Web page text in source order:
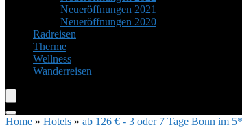
Neueröffnungen 2021
Neueröffnungen 2020
Radreisen
Therme
Wellness
Wanderreisen
Home » Hotels » ab 126 € - 3 oder 7 Tage Bonn im